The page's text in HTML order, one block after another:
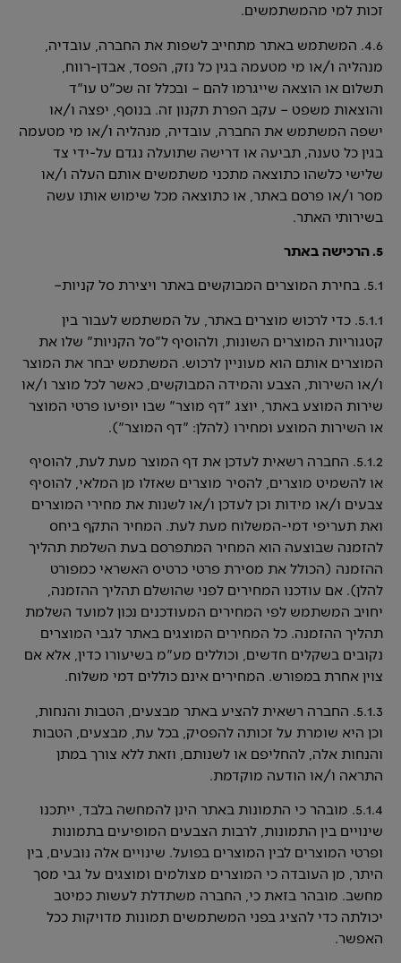
זכות למי מהמשתמשים.
4.6. המשתמש באתר מתחייב לשפות את החברה, עובדיה,
מנהליה ו/או מי מטעמה בגין כל נזק, הפסד, אבדן-רווח,
תשלום או הוצאה שייגרמו להם – ובכלל זה שכ"ט עו"ד
והוצאות משפט – עקב הפרת תקנון זה. בנוסף, יפצה ו/או
ישפה המשתמש את החברה, עובדיה, מנהליה ו/או מי מטעמה
בגין כל טענה, תביעה או דרישה שתועלה נגדם על-ידי צד
שלישי כלשהו כתוצאה מתכני משתמשים אותם העלה ו/או
מסר ו/או פרסם באתר, או כתוצאה מכל שימוש אותו עשה
בשירותי האתר.
5. הרכישה באתר
5.1. בחירת המוצרים המבוקשים באתר ויצירת סל קניות–
5.1.1. כדי לרכוש מוצרים באתר, על המשתמש לעבור בין
קטגוריות המוצרים השונות, ולהוסיף ל"סל הקניות" שלו את
המוצרים אותם הוא מעוניין לרכוש. המשתמש יבחר את המוצר
ו/או השירות, הצבע והמידה המבוקשים, כאשר לכל מוצר ו/או
שירות המוצע באתר, יוצג "דף מוצר" שבו יופיעו פרטי המוצר
או השירות המוצע ומחירו (להלן: "דף המוצר").
5.1.2. החברה רשאית לעדכן את דף המוצר מעת לעת, להוסיף
או להשמיט מוצרים, להסיר מוצרים שאזלו מן המלאי, להוסיף
צבעים ו/או מידות וכן לעדכן ו/או לשנות את מחירי המוצרים
ואת תעריפי דמי-המשלוח מעת לעת. המחיר התקף ביחס
להזמנה שבוצעה הוא המחיר המתפרסם בעת השלמת תהליך
ההזמנה (הכולל את מסירת פרטי כרטיס האשראי כמפורט
להלן). אם עודכנו המחירים לפני שהושלם תהליך ההזמנה,
יחויב המשתמש לפי המחירים המעודכנים נכון למועד השלמת
תהליך ההזמנה. כל המחירים המוצגים באתר לגבי המוצרים
נקובים בשקלים חדשים, וכוללים מע"מ בשיעורו כדין, אלא אם
צוין אחרת במפורש. המחירים אינם כוללים דמי משלוח.
5.1.3. החברה רשאית להציע באתר מבצעים, הטבות והנחות,
וכן היא שומרת על זכותה להפסיק, בכל עת, מבצעים, הטבות
והנחות אלה, להחליפם או לשנותם, וזאת ללא צורך במתן
התראה ו/או הודעה מוקדמת.
5.1.4. מובהר כי התמונות באתר הינן להמחשה בלבד, ייתכנו
שינויים בין התמונות, לרבות הצבעים המופיעים בתמונות
ופרטי המוצרים לבין המוצרים בפועל. שינויים אלה נובעים, בין
היתר, מן העובדה כי המוצרים מצולמים ומוצגים על גבי מסך
מחשב. מובהר בזאת כי, החברה משתדלת לעשות כמיטב
יכולתה כדי להציג בפני המשתמשים תמונות מדויקות ככל
האפשר.